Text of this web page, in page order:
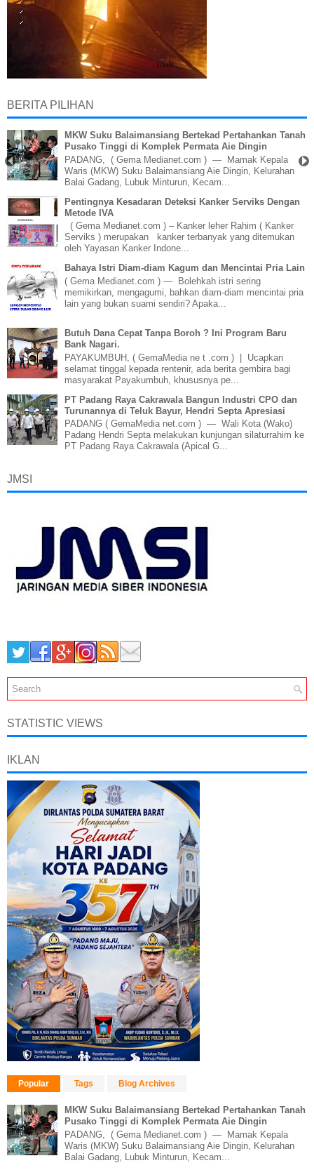
BERITA PILIHAN
MKW Suku Balaimansiang Bertekad Pertahankan Tanah
Pusako Tinggi di Komplek Permata Aie Dingin
PADANG, ( Gema Medianet.com ) — Mamak Kepala
Waris (MKW) Suku Balaimansiang Aie Dingin, Kelurahan
Balai Gadang, Lubuk Minturun, Kecam...
Pentingnya Kesadaran Deteksi Kanker Serviks Dengan
Metode IVA
( Gema Medianet.com ) – Kanker leher Rahim ( Kanker
Serviks ) merupakan kanker terbanyak yang ditemukan
oleh Yayasan Kanker Indone...
Bahaya Istri Diam-diam Kagum dan Mencintai Pria Lain
( Gema Medianet.com ) — Bolehkah istri sering
memikirkan, mengagumi, bahkan diam-diam mencintai pria
lain yang bukan suami sendiri? Apaka...
Butuh Dana Cepat Tanpa Boroh ? Ini Program Baru
Bank Nagari.
PAYAKUMBUH, ( GemaMedia ne t .com ) | Ucapkan
selamat tinggal kepada rentenir, ada berita gembira bagi
masyarakat Payakumbuh, khususnya pe...
PT Padang Raya Cakrawala Bangun Industri CPO dan
Turunannya di Teluk Bayur, Hendri Septa Apresiasi
PADANG ( GemaMedia net.com ) — Wali Kota (Wako)
Padang Hendri Septa melakukan kunjungan silaturrahim ke
PT Padang Raya Cakrawala (Apical G...
JMSI
STATISTIC VIEWS
IKLAN
Popular Tags Blog Archives
MKW Suku Balaimansiang Bertekad Pertahankan Tanah
Pusako Tinggi di Komplek Permata Aie Dingin
PADANG, ( Gema Medianet.com ) — Mamak Kepala
Waris (MKW) Suku Balaimansiang Aie Dingin, Kelurahan
Balai Gadang, Lubuk Minturun, Kecam...